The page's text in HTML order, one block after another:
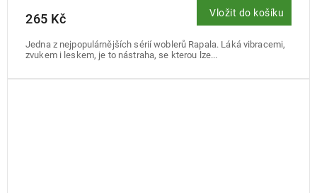
265 Kč Vložit do košíku
Jedna z nejpopulárnějších sérií woblerů Rapala. Láká vibracemi,
zvukem i leskem, je to nástraha, se kterou lze...